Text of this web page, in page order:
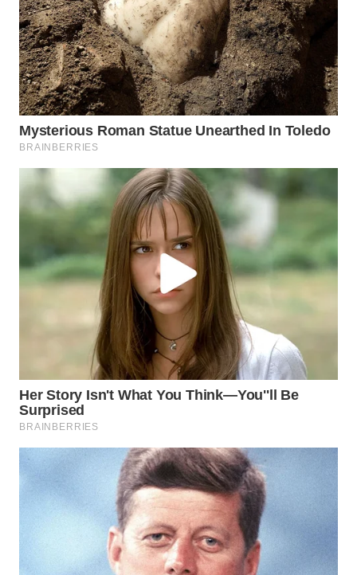
ADVOKAT
WAHANA
INFRASTRUKTUR
WAHANA
KONSUMEN
WAHANA
LISTRIK
WAHANA
WAHANANEWS
WAHANANEWS
CO ID
WAHANANEWS